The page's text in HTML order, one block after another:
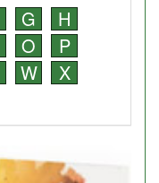
G
H
O
P
W
X